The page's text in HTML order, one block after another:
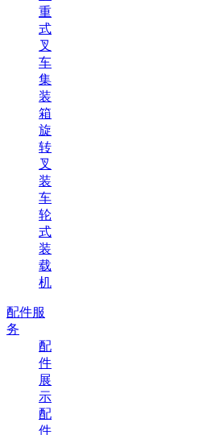
重
式
叉
车
集
装
箱
旋
转
叉
装
车
轮
式
装
载
机
配件服
务
配
件
展
示
配
件